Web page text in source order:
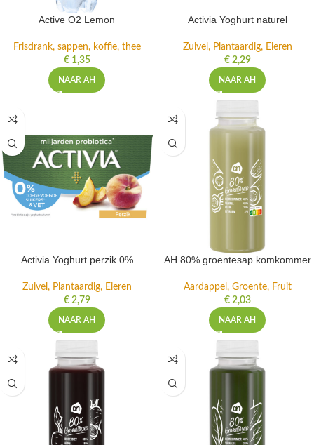
Active O2 Lemon
Frisdrank, sappen, koffie, thee
€1,35
NAAR AH
Activia Yoghurt naturel
Zuivel, Plantaardig, Eieren
€2,29
NAAR AH
Activia Yoghurt perzik 0%
Zuivel, Plantaardig, Eieren
€2,79
NAAR AH
AH 80% groentesap komkommer
Aardappel, Groente, Fruit
€2,03
NAAR AH